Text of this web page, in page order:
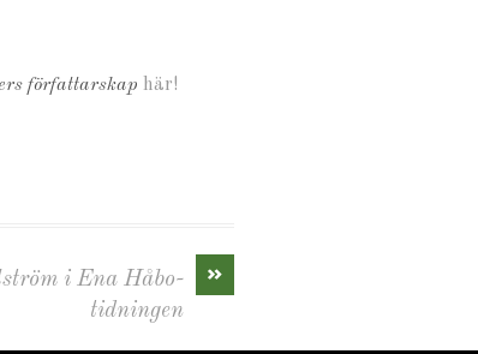
författarskap här!
»
i Ena Håbo-
tidningen